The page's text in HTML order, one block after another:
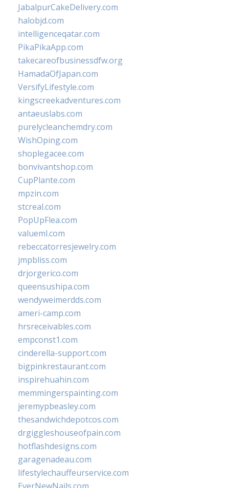
JabalpurCakeDelivery.com
halobjd.com
intelligenceqatar.com
PikaPikaApp.com
takecareofbusinessdfw.org
HamadaOfJapan.com
VersifyLifestyle.com
kingscreekadventures.com
antaeuslabs.com
purelycleanchemdry.com
WishOping.com
shoplegacee.com
bonvivantshop.com
CupPlante.com
mpzin.com
stcreal.com
PopUpFlea.com
valueml.com
rebeccatorresjewelry.com
jmpbliss.com
drjorgerico.com
queensushipa.com
wendyweimerdds.com
ameri-camp.com
hrsreceivables.com
empconst1.com
cinderella-support.com
bigpinkrestaurant.com
inspirehuahin.com
memmingerspainting.com
jeremypbeasley.com
thesandwichdepotcos.com
drgiggleshouseofpain.com
hotflashdesigns.com
garagenadeau.com
lifestylechauffeurservice.com